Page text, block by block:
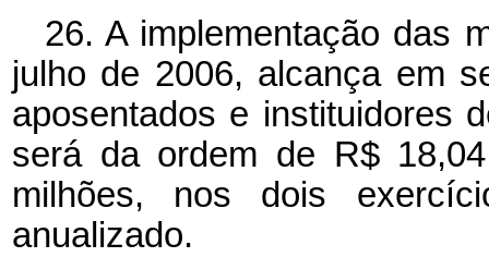
26. A implementação das
julho de 2006, alcança em
aposentados e instituidores
será da ordem de R$
milhões, nos dois
anualizado.